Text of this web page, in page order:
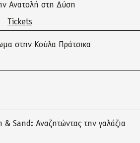
Ανατολή στη Δύση
Tickets
στην Κούλα Πράτσικα
& Sand: Αναζητώντας την γαλάζια